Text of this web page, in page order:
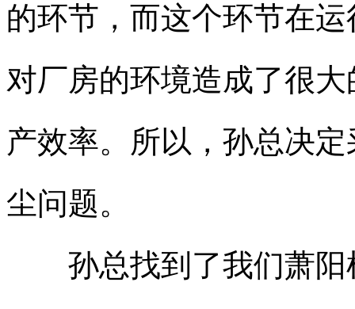
的环节，而这个环节在
对厂房的环境造成了很
产效率。所以，孙总决
尘问题。
孙总找到了我们萧阳